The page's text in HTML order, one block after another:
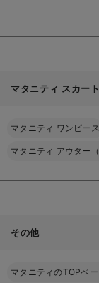
マタニティ スカー
マタニティ ワンピース
マタニティ アウター
その他
マタニティのTOPペ